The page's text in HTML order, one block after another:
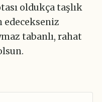
oldukça taşlık
edecekseniz
tabanlı, rahat